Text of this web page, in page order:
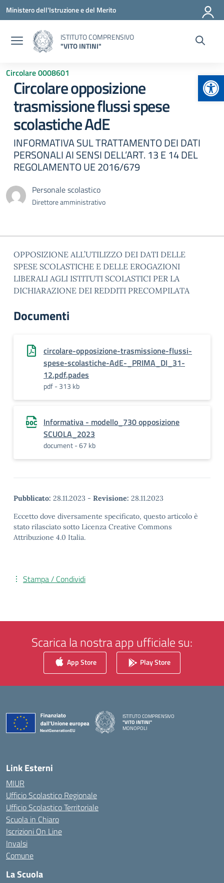
Vai ai contenuti
Vai al menu di navigazione
Vai al footer
Ministero dell'Istruzione e del Merito
ISTITUTO COMPRENSIVO
"VITO INTINI"
Circolare 0008601
Circolare opposizione
trasmissione flussi spese
scolastiche AdE
INFORMATIVA SUL TRATTAMENTO DEI DATI
PERSONALI AI SENSI DELL’ART. 13 E 14 DEL
REGOLAMENTO UE 2016/679
Personale scolastico
Direttore amministrativo
OPPOSIZIONE ALL’UTILIZZO DEI DATI DELLE
SPESE SCOLASTICHE E DELLE EROGAZIONI
LIBERALI AGLI ISTITUTI SCOLASTICI PER LA
DICHIARAZIONE DEI REDDITI PRECOMPILATA
Documenti
circolare-opposizione-trasmissione-flussi-
spese-scolastiche-AdE-_PRIMA_DI_31-
12.pdf.pades
pdf - 313 kb
Informativa - modello_730 opposizione
SCUOLA_2023
document - 67 kb
Pubblicato: 28.11.2023 - Revisione: 28.11.2023
Eccetto dove diversamente specificato, questo articolo è
stato rilasciato sotto Licenza Creative Commons
Attribuzione 4.0 Italia.
Stampa / Condividi
Scarica la nostra app ufficiale su:
App Store Play Store
ISTITUTO COMPRENSIVO
"VITO INTINI"
MONOPOLI
Link Esterni
MIUR
Ufficio Scolastico Regionale
Ufficio Scolastico Territoriale
Scuola in Chiaro
Iscrizioni On Line
Invalsi
Comune
La Scuola